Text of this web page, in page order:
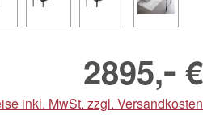
2895,- €
inkl. MwSt. zzgl. Versandkosten